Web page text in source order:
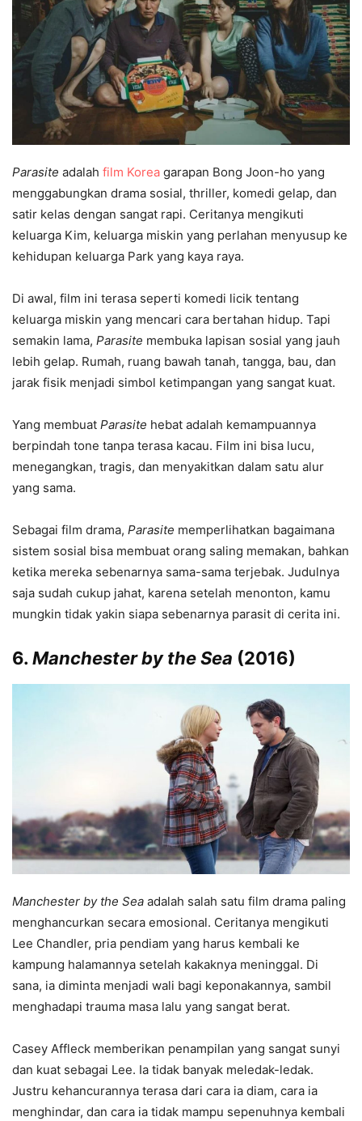
Parasite adalah film Korea garapan Bong Joon-ho yang
menggabungkan drama sosial, thriller, komedi gelap, dan
satir kelas dengan sangat rapi. Ceritanya mengikuti
keluarga Kim, keluarga miskin yang perlahan menyusup ke
kehidupan keluarga Park yang kaya raya.
Di awal, film ini terasa seperti komedi licik tentang
keluarga miskin yang mencari cara bertahan hidup. Tapi
semakin lama, Parasite membuka lapisan sosial yang jauh
lebih gelap. Rumah, ruang bawah tanah, tangga, bau, dan
jarak fisik menjadi simbol ketimpangan yang sangat kuat.
Yang membuat Parasite hebat adalah kemampuannya
berpindah tone tanpa terasa kacau. Film ini bisa lucu,
menegangkan, tragis, dan menyakitkan dalam satu alur
yang sama.
Sebagai film drama, Parasite memperlihatkan bagaimana
sistem sosial bisa membuat orang saling memakan, bahkan
ketika mereka sebenarnya sama-sama terjebak. Judulnya
saja sudah cukup jahat, karena setelah menonton, kamu
mungkin tidak yakin siapa sebenarnya parasit di cerita ini.
6. Manchester by the Sea (2016)
Manchester by the Sea adalah salah satu film drama paling
menghancurkan secara emosional. Ceritanya mengikuti
Lee Chandler, pria pendiam yang harus kembali ke
kampung halamannya setelah kakaknya meninggal. Di
sana, ia diminta menjadi wali bagi keponakannya, sambil
menghadapi trauma masa lalu yang sangat berat.
Casey Affleck memberikan penampilan yang sangat sunyi
dan kuat sebagai Lee. Ia tidak banyak meledak-ledak.
Justru kehancurannya terasa dari cara ia diam, cara ia
menghindar, dan cara ia tidak mampu sepenuhnya kembali